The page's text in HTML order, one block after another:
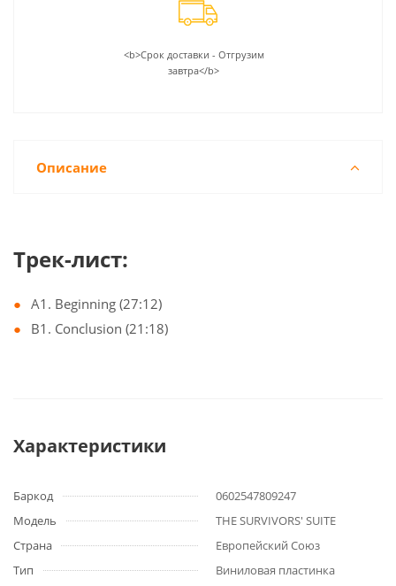
<b>Срок доставки - Отгрузим
завтра</b>
Описание
Трек-лист:
A1. Beginning (27:12)
B1. Conclusion (21:18)
Характеристики
Баркод
0602547809247
Модель
THE SURVIVORS' SUITE
Страна
Европейский Союз
Тип
Виниловая пластинка